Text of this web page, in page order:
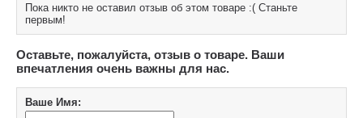
Пока никто не оставил отзыв об этом товаре :( Станьте
первым!
Оставьте, пожалуйста, отзыв о товаре. Ваши
впечатления очень важны для нас.
Ваше Имя: